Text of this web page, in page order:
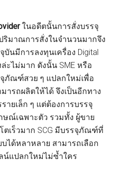
ในอดีตนั้นการสั่งบรรจุ
มาณการสั่งในจำนวนมากจึง
นมีการลงทุนเครื่อง Digital
ะไม่มาก ดังนั้น SME หรือ
ภัณฑ์สวย ๆ แปลกใหม่เพื่อ
ารถผลิตให้ได้ จึงเป็นอีกทาง
ายเล็ก ๆ แต่ต้องการบรรจุ
ณ์เฉพาะตัว รวมทั้ง ผู้ขาย
เร็วมาก SCG มีบรรจุภัณฑ์ที่
ได้หลาหลาย สามารถเลือก
แปลกใหม่ไม่ซ้ำใคร